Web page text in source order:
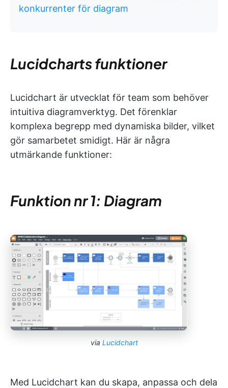
konkurrenter för diagram
Lucidcharts funktioner
Lucidchart är utvecklat för team som behöver
intuitiva diagramverktyg. Det förenklar
komplexa begrepp med dynamiska bilder, vilket
gör samarbetet smidigt. Här är några
utmärkande funktioner:
Funktion nr 1: Diagram
via Lucidchart
Med Lucidchart kan du skapa, anpassa och dela